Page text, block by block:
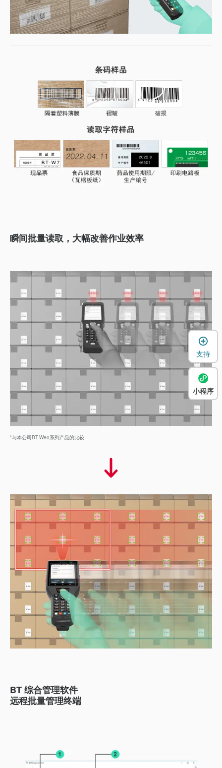
瞬间批量读取，大幅改善作业效率
*与本公司BT-W80系列产品的比较
BT 综合管理软件
远程批量管理终端
支持
小程序